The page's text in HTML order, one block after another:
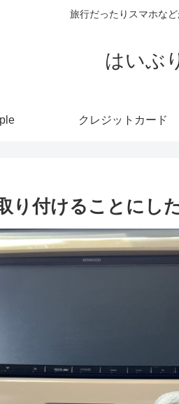
旅行だったりスマホな
はいぶ
クレジットカード
り付けることにし